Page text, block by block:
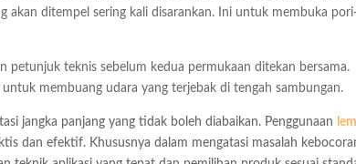
akan ditempel sering kali disarankan. Ini untuk membuka
petunjuk teknis sebelum kedua permukaan ditekan bersama.
membuang udara yang terjebak di tengah sambungan.
jangka panjang yang tidak boleh diabaikan. Penggunaan
dan efektif. Khususnya dalam mengatasi masalah